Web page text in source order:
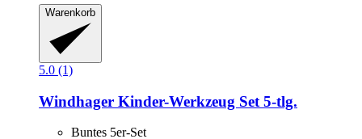
Warenkorb
5.0 (1)
Windhager Kinder-​Werkzeug Set 5-​tlg.
Buntes 5er-Set